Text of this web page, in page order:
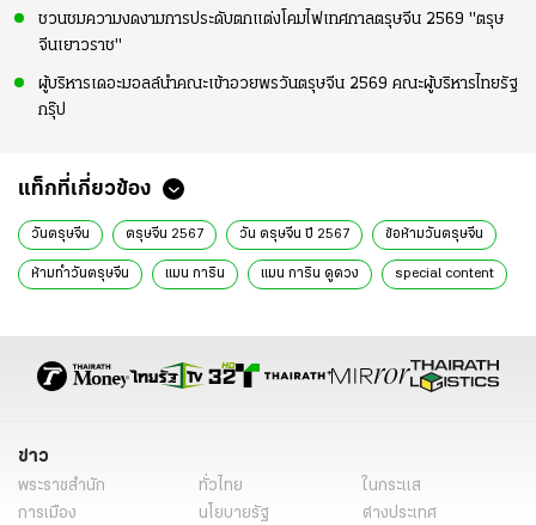
ชวนชมความงดงามการประดับตกแต่งโคมไฟเทศกาลตรุษจีน 2569 "ตรุษ
จีนเยาวราช"
ผู้บริหารเดอะมอลล์นำคณะเข้าอวยพรวันตรุษจีน 2569 คณะผู้บริหารไทยรัฐ
กรุ๊ป
แท็กที่เกี่ยวข้อง
วันตรุษจีน ตรุษจีน 2567 วัน ตรุษจีน ปี 2567 ข้อห้ามวันตรุษจีน
ห้ามทำวันตรุษจีน แมน การิน แมน การิน ดูดวง special content
ข่าว
พระราชสำนัก ทั่วไทย
ในกระแส
การเมือง
นโยบายรัฐ
ต่างประเทศ